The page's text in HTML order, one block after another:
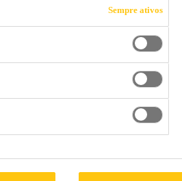
ao fogo
colocado por forma a rodear o
Sempre ativos